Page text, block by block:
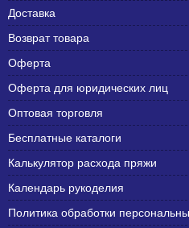
Доставка
Возврат товара
Оферта
Оферта для юридических лиц
Оптовая торговля
Бесплатные каталоги
Калькулятор расхода пряжи
Календарь рукоделия
Политика обработки